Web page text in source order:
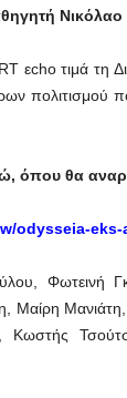
εcho τιμά τη
πολιτισμού
όπου θα
odysseia-eks-
Φωτεινή
Κωστής